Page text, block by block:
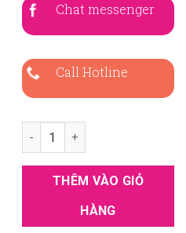
Chat messenger
Call Hotline
Áo Dài Cặp Đỏ Kết Cườm Cao
THÊM VÀO GIỎ
HÀNG